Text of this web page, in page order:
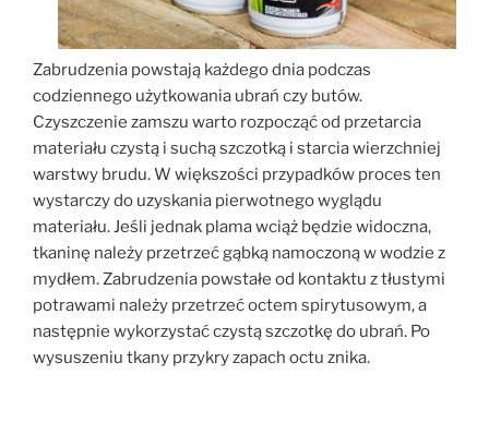
Zabrudzenia powstają każdego dnia podczas
codziennego użytkowania ubrań czy butów.
Czyszczenie zamszu warto rozpocząć od przetarcia
materiału czystą i suchą szczotką i starcia wierzchniej
warstwy brudu. W większości przypadków proces ten
wystarczy do uzyskania pierwotnego wyglądu
materiału. Jeśli jednak plama wciąż będzie widoczna,
tkaninę należy przetrzeć gąbką namoczoną w wodzie z
mydłem. Zabrudzenia powstałe od kontaktu z tłustymi
potrawami należy przetrzeć octem spirytusowym, a
następnie wykorzystać czystą szczotkę do ubrań. Po
wysuszeniu tkany przykry zapach octu znika.